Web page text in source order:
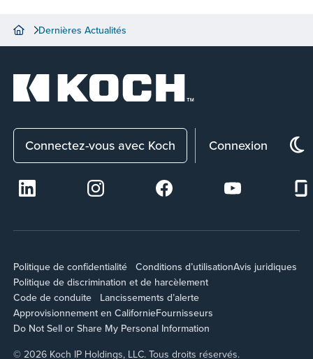
Dernières Actualités
Connectez-vous avec Koch Connexion
Politique de confidentialité Conditions d’utilisationAvis juridiques
Politique de discrimination et de harcèlement
Code de conduite
Lancissements d’alerte
Approvisionnement en CalifornieFournisseurs
Do Not Sell or Share My Personal Information
© 2026 Koch IP Holdings, LLC. Tous droits réservés.